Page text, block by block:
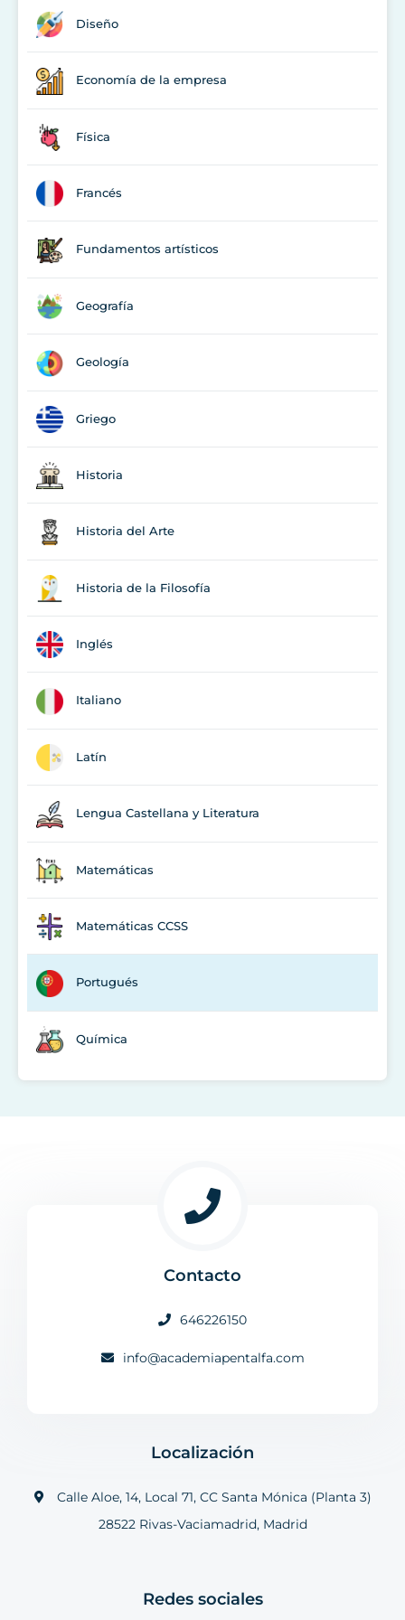
Diseño
Economía de la empresa
Física
Francés
Fundamentos artísticos
Geografía
Geología
Griego
Historia
Historia del Arte
Historia de la Filosofía
Inglés
Italiano
Latín
Lengua Castellana y Literatura
Matemáticas
Matemáticas CCSS
Portugués
Química
Contacto
646226150
info@academiapentalfa.com
Localización
Calle Aloe, 14, Local 71, CC Santa Mónica (Planta 3)
28522 Rivas-Vaciamadrid, Madrid
Redes sociales